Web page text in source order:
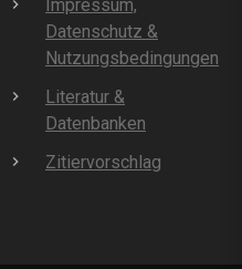
Impressum,
Datenschutz &
Nutzungsbedingungen
Literatur &
Datenbanken
Zitiervorschlag